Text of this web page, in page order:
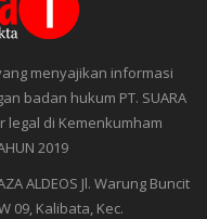
menyajikan informasi
badan hukum PT. SUARA
legal di Kemenkumham
2019
ALDEOS Jl. Warung Buncit
09, Kalibata, Kec.